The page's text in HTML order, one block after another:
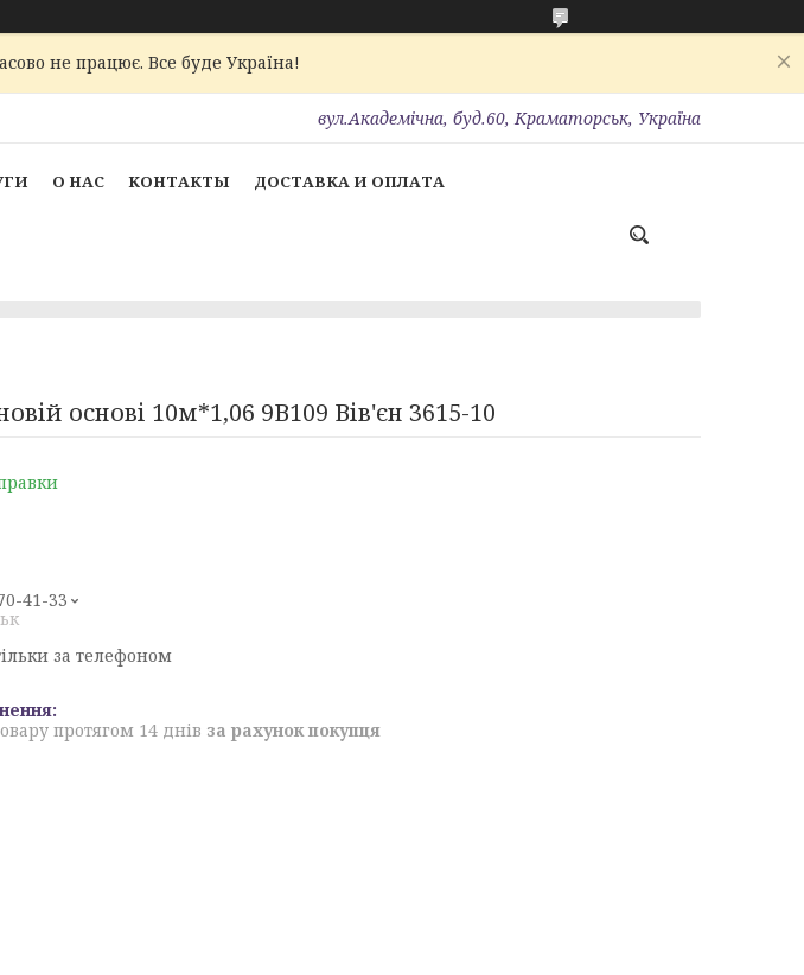
не працює. Все буде Україна!
вул.Академічна, буд.60, Краматорськ, Україна
О НАС КОНТАКТЫ ДОСТАВКА И ОПЛАТА
основі 10м*1,06 9В109 Вів'єн 3615-10
41-33
за телефоном
протягом 14 днів за рахунок покупця